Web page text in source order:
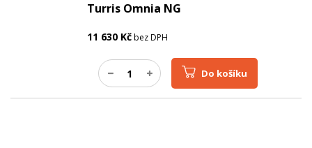
Turris Omnia NG
11 630 Kčbez DPH
Do košíku